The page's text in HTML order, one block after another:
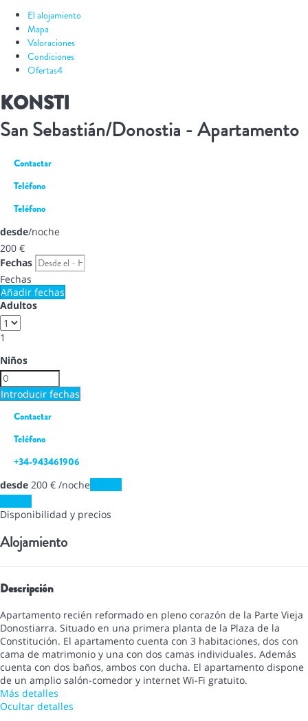
El alojamiento
Mapa
Valoraciones
Condiciones
Ofertas4
KONSTI
San Sebastián/Donostia -Apartamento
Contactar
Teléfono
Teléfono
desde/noche
200 €
Fechas
Fechas
Añadir fechas
Adultos
1
Niños
Introducir fechas
Contactar
Teléfono
+34-943461906
desde 200 € /noche
Disponibilidad y precios
Alojamiento
Descripción
Apartamento recién reformado en pleno corazón de la Parte Vieja
Donostiarra. Situado en una primera planta de la Plaza de la
Constitución. El apartamento cuenta con 3 habitaciones, dos con
cama de matrimonio y una con dos camas individuales. Además
cuenta con dos baños, ambos con ducha. El apartamento dispone
de un amplio salón-comedor y internet Wi-Fi gratuito.
Más detalles
Ocultar detalles